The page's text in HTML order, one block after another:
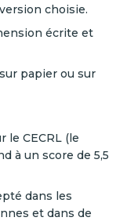
choisie.
écrite et
papier ou sur
le CECRL (le
à un score de 5,5
dans les
et dans de